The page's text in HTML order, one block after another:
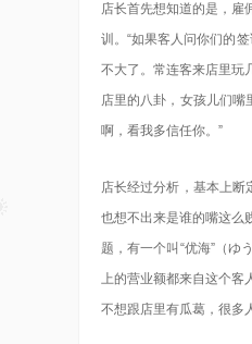
店长首先想知道的是，雇
训。“如果客人问你们的
不大了。常连客来店里玩
店里的八卦，女孩儿们嘴
啊，看我多信任你。”
店长经过分析，基本上断
也想不出来是谁的嘴这么
题，有一个叫“优海”（
上的营业额都来自这个客
不想跟店里有瓜葛，很多